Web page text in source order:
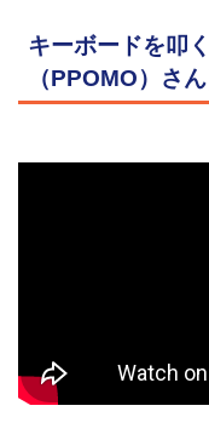
キーボードを叩
（PPOMO）さん